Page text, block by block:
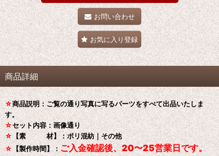
お問い合わせ
お気に入り登録
商品詳細
☆商品説明：ご覧の通り写真に写るパーツをすべて出品いたしま
す。
☆セット内容：画像通り
☆【素 材】：ポリ混紡｜その他
☆【製作時間】：ご入金確認後、20〜25営業日です。